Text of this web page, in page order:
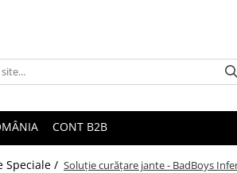
CONT B2B
Speciale / Soluție curățare jante - BadBoys